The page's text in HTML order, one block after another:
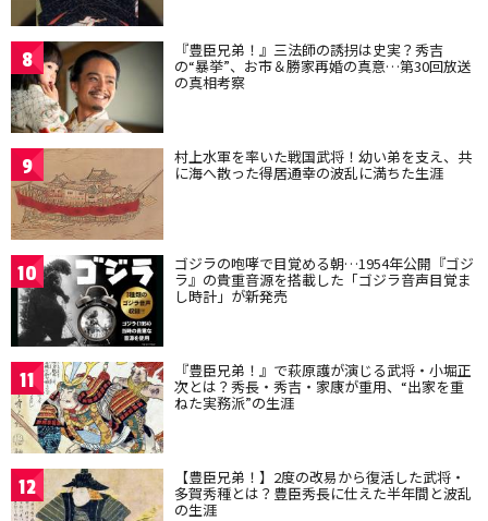
8 『豊臣兄弟！』三法師の誘拐は史実？秀吉
の“暴挙”、お市＆勝家再婚の真意…第30回放送
の真相考察
9 村上水軍を率いた戦国武将！幼い弟を支え、共
に海へ散った得居通幸の波乱に満ちた生涯
10 ゴジラの咆哮で目覚める朝…1954年公開『ゴジ
ラ』の貴重音源を搭載した「ゴジラ音声目覚ま
し時計」が新発売
11 『豊臣兄弟！』で萩原護が演じる武将・小堀正
次とは？秀長・秀吉・家康が重用、“出家を重
ねた実務派”の生涯
12 【豊臣兄弟！】2度の改易から復活した武将・
多賀秀種とは？豊臣秀長に仕えた半年間と波乱
の生涯